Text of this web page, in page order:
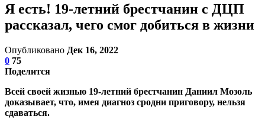
Я есть! 19-летний брестчанин с ДЦП
рассказал, чего смог добиться в жизни
Опубликовано Дек 16, 2022
0 75
Поделится
Всей своей жизнью 19-летний брестчанин Даниил Мозоль
доказывает, что, имея диагноз сродни приговору, нельзя
сдаваться.